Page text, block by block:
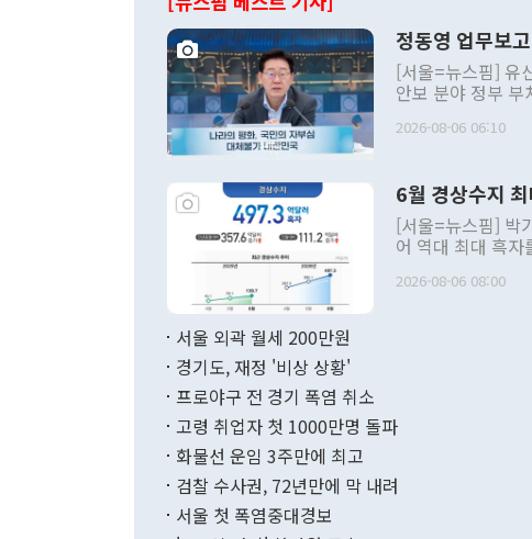
정동영 업무보
[서울=뉴스핌] 유
안보 분야 정부
발언 중에는 정부
주의적 희망에 근
관의 대북 정책 관
관 부처 장관이
관의 무리한 대북
다. [정동영 통일부 장관이 지난달 23일 오후 서울 종로구 정부서울청사에
무너졌다고도 했
함께 4자 대화의
2026-08-06 06:10
6월 경상수지
[서울=뉴스핌] 박
어 역대 최대 흑
료=한국은행] 한국은행이 6일 발표한 '2026년 6월 국제수지(잠정)'에 따르
며 월간 기준 처음
196.9% 급증했고
수출은 160.4%
2026-08-06 08:00
서울 외곽 월세 200만원
경기도, 재정 '비상 상황'
프로야구 전 경기 폭염 취소
고령 취업자 첫 1000만명 돌파
화물선 운임 3주만에 최고
검찰 수사권, 72년만에 막 내려
서울 첫 폭염중대경보